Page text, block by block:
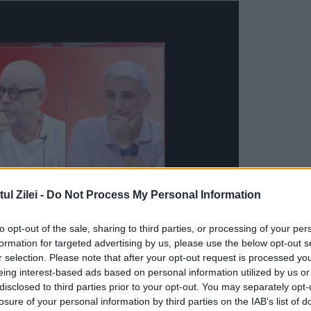
Zilei - Do Not Process My Personal Information
opt-out of the sale, sharing to third parties, or processing of your
for targeted advertising by us, please use the below opt-out
selection. Please note that after your opt-out request is processed
interest-based ads based on personal information utilized by us
to third parties prior to your opt-out. You may separately
of your personal information by third parties on the IAB’s list of
atât în ceea ce privește atmosfera
apariției mucegaiului și a mirosurilor